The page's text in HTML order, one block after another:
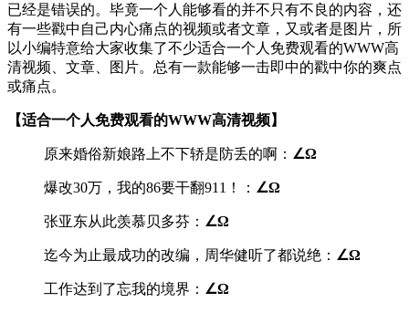
已经是错误的。毕竟一个人能够看的并不只有不良的内容，还
有一些戳中自己内心痛点的视频或者文章，又或者是图片，所
以小编特意给大家收集了不少适合一个人免费观看的WWW高
清视频、文章、图片。总有一款能够一击即中的戳中你的爽点
或痛点。
【适合一个人免费观看的WWW高清视频】
原来婚俗新娘路上不下轿是防丢的啊： ∠Ω
爆改30万，我的86要干翻911！： ∠Ω
张亚东从此羡慕贝多芬： ∠Ω
迄今为止最成功的改编，周华健听了都说绝： ∠Ω
工作达到了忘我的境界： ∠Ω